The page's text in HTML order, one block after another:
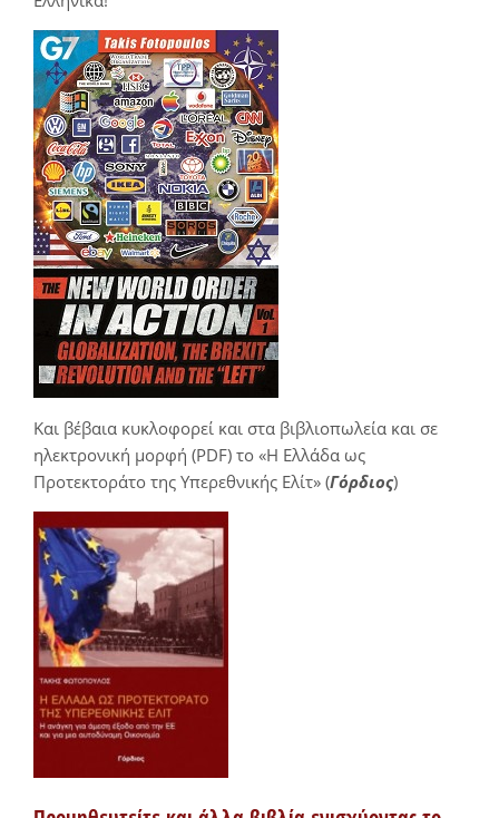
Και βέβαια κυκλοφορεί και στα βιβλιοπωλεία και σε
ηλεκτρονική μορφή (PDF) το «Η Ελλάδα ως
Προτεκτοράτο της Υπερεθνικής Ελίτ» (Γόρδιος)